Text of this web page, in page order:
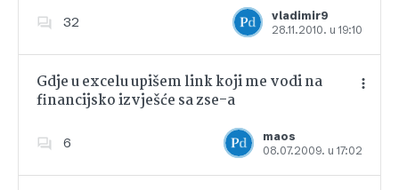
32
vladimir9
28.11.2010. u 19:10
Dodajte u favorite
Gdje u excelu upišem link koji me vodi na
financijsko izvješće sa zse-a
6
maos
08.07.2009. u 17:02
Dodajte u favorite